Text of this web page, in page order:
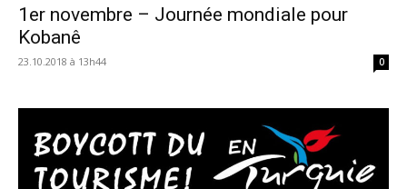
1er novembre – Journée mondiale pour
Kobanê
23.10.2018 à 13h44 0